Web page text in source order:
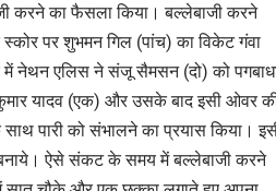
करने का फैसला किया। बल्लेबाजी करने
पर शुभमन गिल (पांच) का विकेट गंवा
नेथन एलिस ने संजू सैमसन (दो) को
यादव (एक) और उसके बाद इसी ओवर
पारी को संभालने का प्रयास किया।
ऐसे संकट के समय में बल्लेबाजी करने